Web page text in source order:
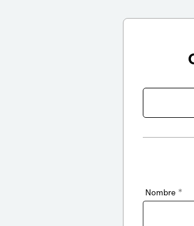
Nombre *